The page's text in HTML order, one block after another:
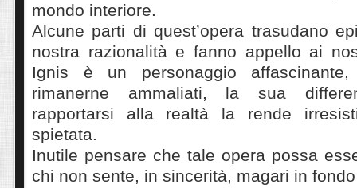
mondo interiore.
Alcune parti di quest’opera trasudano
nostra razionalità e fanno appello ai
Ignis è un personaggio
rimanerne ammaliati, la sua
rapportarsi alla realtà la rende
spietata.
Inutile pensare che tale opera possa
chi non sente, in sincerità, magari in